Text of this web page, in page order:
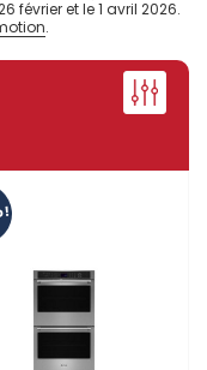
février et le 1 avril 2026.
.